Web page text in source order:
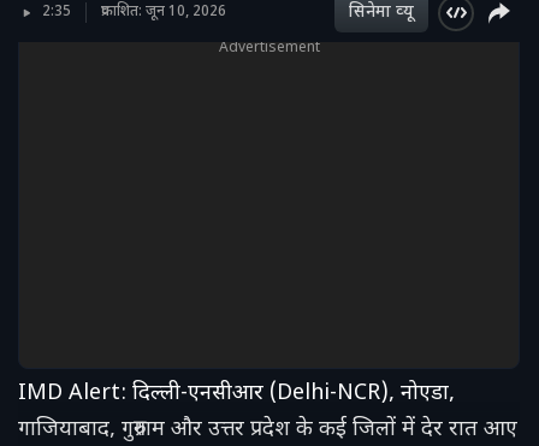
2:35 प्रकाशित: जून 10, 2026 सिनेमा व्‍यू
Advertisement
IMD Alert: दिल्ली-एनसीआर (Delhi-NCR), नोएडा,
गाजियाबाद, गुरुग्राम और उत्तर प्रदेश के कई जिलों में देर रात आए